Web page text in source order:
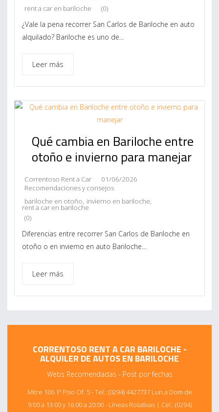
rent a car en bariloche
(0)
¿Vale la pena recorrer San Carlos de Bariloche en auto
alquilado? Bariloche es uno de...
Leer más
Qué cambia en Bariloche entre
otoño e invierno para manejar
Correntoso Rent a Car
01/06/2026
Recomendaciones y consejos
bariloche en otoño, invierno en bariloche,
rent a car en bariloche
(0)
Diferencias entre recorrer San Carlos de Bariloche en
otoño o en invierno en auto Bariloche...
Leer más
CORRENTOSO RENT A CAR BARILOCHE -
ALQUILER DE AUTOS EN BARILOCHE
Webs Recomendadas - Post por fechas
Mitre 106 1º Piso Of. 5 - Tel.: (0294) 4427737 Lun a Dom de
9:00 a 13:00 y 16:00 a 20:00 - Líneas Rotativas | Cel.: (0294)